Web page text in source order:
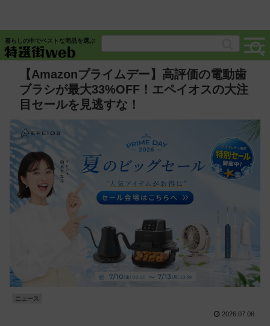
暮らしの中でベストな商品を選ぶ
【Amazonプライムデー】高評価の電動歯
ブラシが最大33%OFF！エペイオスの大注
目セールを見逃すな！
ニュース
2026.07.06